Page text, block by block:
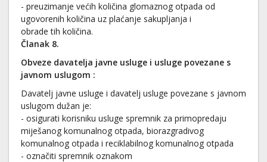
- preuzimanje većih količina glomaznog otpada od
ugovorenih količina uz plaćanje sakupljanja i
obrade tih količina.
Članak 8.
Obveze davatelja javne usluge i usluge povezane s
javnom uslugom :
Davatelj javne usluge i davatelj usluge povezane s javnom
uslugom dužan je:
- osigurati korisniku usluge spremnik za primopredaju
miješanog komunalnog otpada, biorazgradivog
komunalnog otpada i reciklabilnog komunalnog otpada
- označiti spremnik oznakom